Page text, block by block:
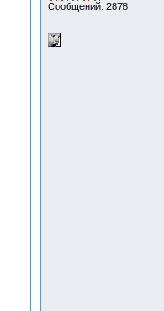
Сообщений: 2878